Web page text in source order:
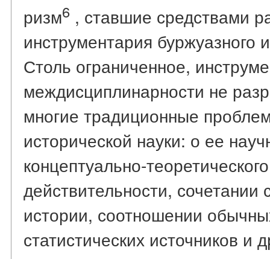
ризм6 , ставшие средствами
инструментария буржуазного
Столь ограниченное,
междисциплинарности не
многие традиционные
исторической науки: о ее
концептуально-
действительности, сочетании
истории, соотношении
статистических источников и